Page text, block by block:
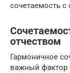
сочетаемость
отчеством
Гармоничное
важный фактор